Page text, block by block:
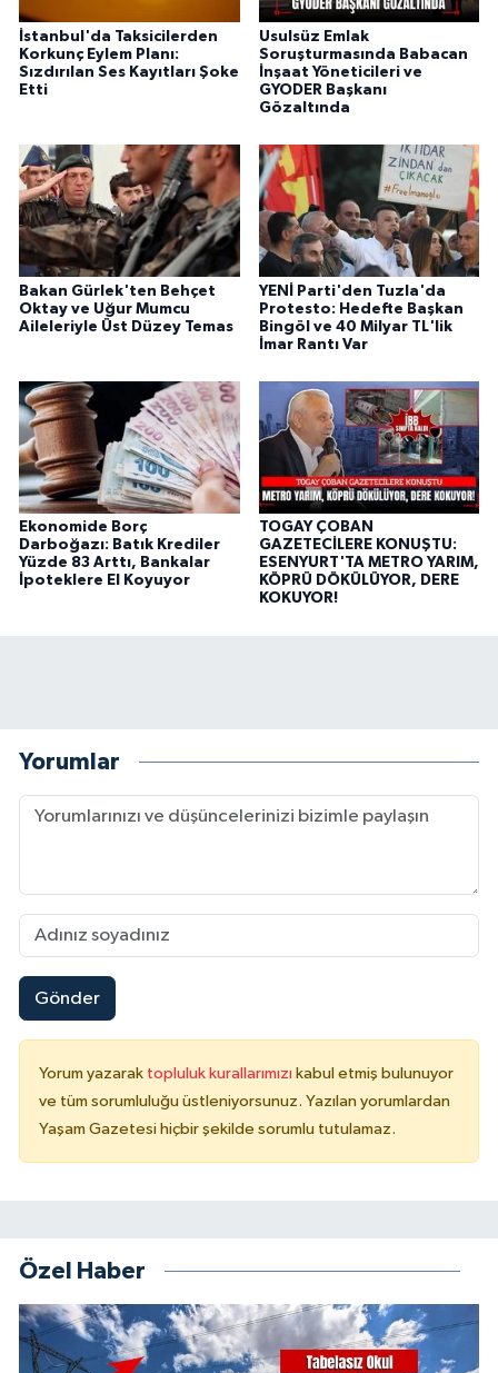
İstanbul'da Taksicilerden
Korkunç Eylem Planı:
Sızdırılan Ses Kayıtları Şoke
Etti
Usulsüz Emlak
Soruşturmasında Babacan
İnşaat Yöneticileri ve
GYODER Başkanı
Gözaltında
Bakan Gürlek'ten Behçet
Oktay ve Uğur Mumcu
Aileleriyle Üst Düzey Temas
YENİ Parti'den Tuzla'da
Protesto: Hedefte Başkan
Bingöl ve 40 Milyar TL'lik
İmar Rantı Var
Ekonomide Borç
Darboğazı: Batık Krediler
Yüzde 83 Arttı, Bankalar
İpoteklere El Koyuyor
TOGAY ÇOBAN
GAZETECİLERE KONUŞTU:
ESENYURT'TA METRO YARIM,
KÖPRÜ DÖKÜLÜYOR, DERE
KOKUYOR!
Yorumlar
Gönder
Yorum yazarak topluluk kurallarımızı kabul etmiş bulunuyor
ve tüm sorumluluğu üstleniyorsunuz. Yazılan yorumlardan
Yaşam Gazetesi hiçbir şekilde sorumlu tutulamaz.
Özel Haber